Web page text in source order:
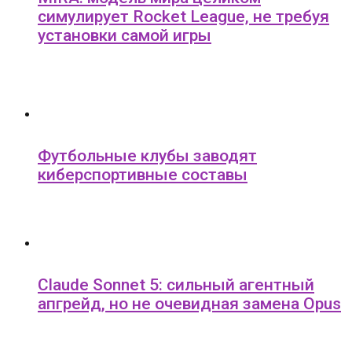
симулирует Rocket League, не требуя
установки самой игры
Футбольные клубы заводят
киберспортивные составы
Claude Sonnet 5: сильный агентный
апгрейд, но не очевидная замена Opus